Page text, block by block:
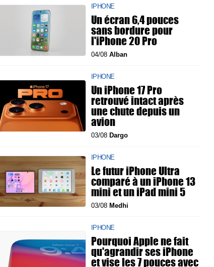
IPHONE
Un écran 6,4 pouces
sans bordure pour
l'iPhone 20 Pro
04/08 Alban
IPHONE
Un iPhone 17 Pro
retrouvé intact après
une chute depuis un
avion
03/08 Dargo
IPHONE
Le futur iPhone Ultra
comparé à un iPhone 13
mini et un iPad mini 5
03/08 Medhi
IPHONE
Pourquoi Apple ne fait
qu'agrandir ses iPhone
et vise les 7 pouces avec